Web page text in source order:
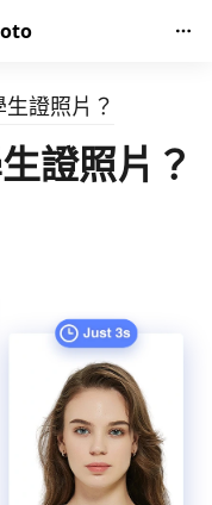
證照片？
證照片？